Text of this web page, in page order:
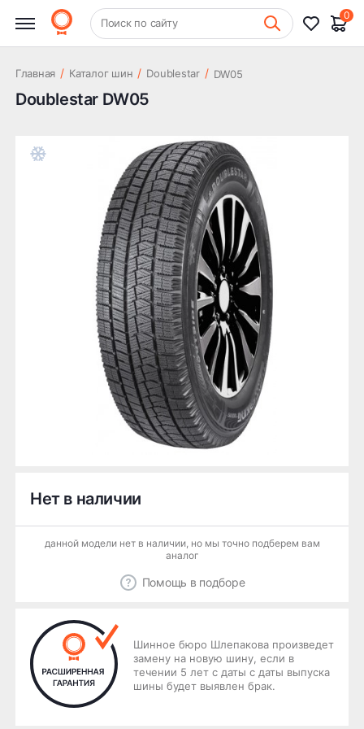
+7 (831) 261-35-35 Шиномонтаж
Поиск по сайту
0
Главная / Каталог шин / Doublestar / DW05
Doublestar DW05
Нет в наличии
данной модели нет в наличии, но мы точно подберем вам
аналог
Помощь в подборе
Шинное бюро Шлепакова произведет
замену на новую шину, если в
течении 5 лет с даты с даты выпуска
шины будет выявлен брак.